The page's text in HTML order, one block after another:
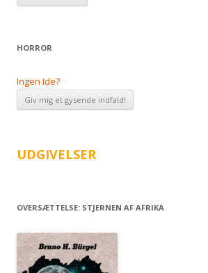
HORROR
Ingen Ide?
UDGIVELSER
OVERSÆTTELSE: STJERNEN AF AFRIKA